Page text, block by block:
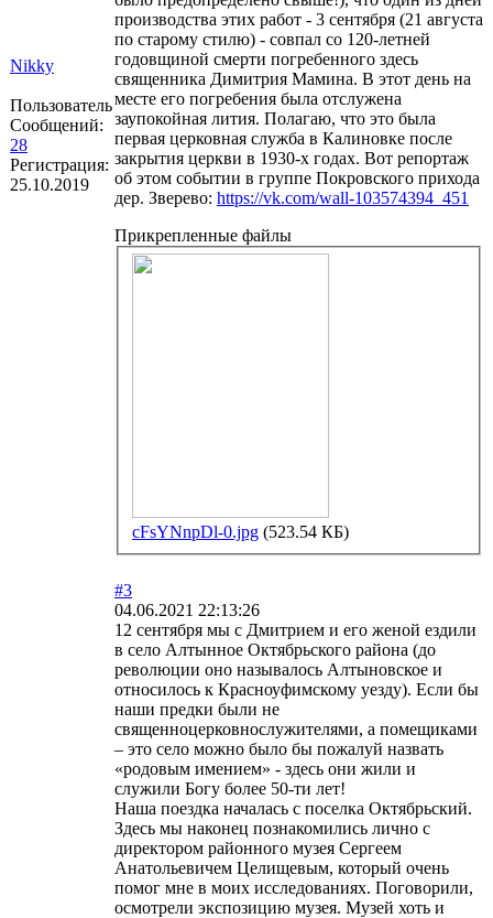
Nikky
Пользователь
Сообщений:
28
Регистрация:
25.10.2019
производства этих работ - 3 сентября (21 августа
по старому стилю) - совпал со 120-летней
годовщиной смерти погребенного здесь
священника Димитрия Мамина. В этот день на
месте его погребения была отслужена
заупокойная лития. Полагаю, что это была
первая церковная служба в Калиновке после
закрытия церкви в 1930-х годах. Вот репортаж
об этом событии в группе Покровского прихода
дер. Зверево: https://vk.com/wall-103574394_451
Прикрепленные файлы
cFsYNnpDl-0.jpg (523.54 КБ)
#3
04.06.2021 22:13:26
12 сентября мы с Дмитрием и его женой ездили
в село Алтынное Октябрьского района (до
революции оно называлось Алтыновское и
относилось к Красноуфимскому уезду). Если бы
наши предки были не
священноцерковнослужителями, а помещиками
– это село можно было бы пожалуй назвать
«родовым имением» - здесь они жили и
служили Богу более 50-ти лет!
Наша поездка началась с поселка Октябрьский.
Здесь мы наконец познакомились лично с
директором районного музея Сергеем
Анатольевичем Целищевым, который очень
помог мне в моих исследованиях. Поговорили,
осмотрели экспозицию музея. Музей хоть и